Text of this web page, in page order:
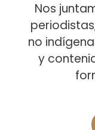
Nos
no
y